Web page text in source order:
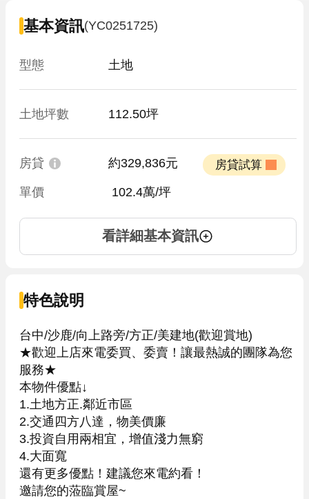
基本資訊(YC0251725)
型態 土地
土地坪數 112.50坪
房貸 約329,836元
單價 102.4萬/坪
看詳細基本資訊
特色說明
台中/沙鹿/向上路旁/方正/美建地(歡迎賞地)
★歡迎上店來電委買、委賣！讓最熱誠的團隊為您
服務★
本物件優點↓
1.土地方正.鄰近市區
2.交通四方八達，物美價廉
3.投資自用兩相宜，增值淺力無窮
4.大面寬
還有更多優點！建議您來電約看！
邀請您的蒞臨賞屋~